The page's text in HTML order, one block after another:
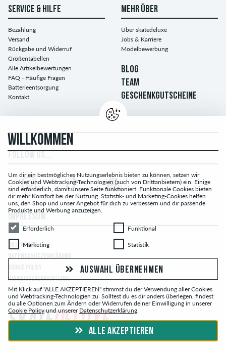
SERVICE & HILFE
Bezahlung
Versand
Rückgabe und Widerruf
Größentabellen
Alle Artikelbewertungen
FAQ - Häufige Fragen
Batterieentsorgung
Kontakt
MEHR ÜBER
Über skatedeluxe
Jobs & Karriere
Modelbewerbung
BLOG
TEAM
GESCHENKGUTSCHEINE
UNSERE AGB
DATENSCHUTZERKLÄRUNG
HINWEISGEBERRICHTLINIE
© skatedeluxe.ch Skateshop 2026
WILLKOMMEN
Um dir ein bestmögliches Nutzungserlebnis bieten zu können, setzen wir
Cookies und Webtracking-Technologien (auch von Drittanbietern) ein. Einige
sind erforderlich, damit unsere Seite funktioniert. Funktionale Cookies bieten
dir mehr Komfort bei der Nutzung. Statistik- und Marketing-Cookies helfen
uns, den Shop und unser Angebot für dich zu verbessern und dir passende
Produkte und Werbung anzuzeigen.
Erforderlich
Erforderlich FunktionalFunktional
MarketingMarketing StatistikStatistik
AUSWAHL ÜBERNEHMEN
Mit Klick auf "ALLE AKZEPTIEREN" stimmst du der Verwendung aller Cookies
und Webtracking-Technologien zu. Solltest du es dir anders überlegen, findest
du alle Optionen zum Ändern oder Widerrufen deiner Einwilligung in unserer
Cookie Policy und unserer Datenschutzerklärung.
ALLE AKZEPTIEREN